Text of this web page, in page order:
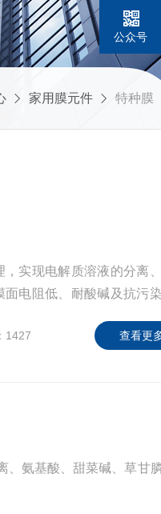
家用膜元件 特种膜
实现电解质溶液的分离
电阻低、耐酸碱及抗污
1427 查看更
公众号